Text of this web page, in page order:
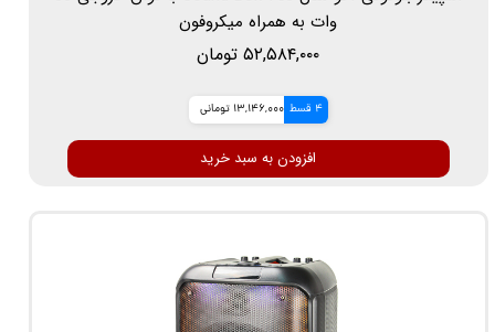
وات به همراه میکروفون
۵۲,۵۸۴,۰۰۰ تومان
4 قسط 13,146,000 تومانی
افزودن به سبد خرید